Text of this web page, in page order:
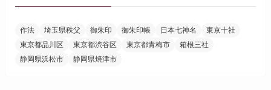
作法 埼玉県秩父 御朱印 御朱印帳 日本七神名
東京十社
東京都品川区
東京都渋谷区 東京都青梅市
箱根三社
静岡県浜松市
静岡県焼津市